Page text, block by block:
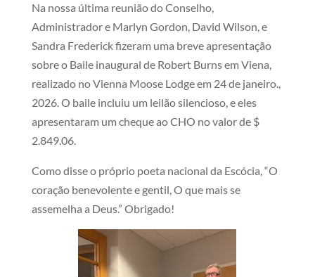
Na nossa última reunião do Conselho,
Administrador e Marlyn Gordon, David Wilson, e
Sandra Frederick fizeram uma breve apresentação
sobre o Baile inaugural de Robert Burns em Viena,
realizado no Vienna Moose Lodge em 24 de janeiro.,
2026. O baile incluiu um leilão silencioso, e eles
apresentaram um cheque ao CHO no valor de $
2.849.06.
Como disse o próprio poeta nacional da Escócia, “O
coração benevolente e gentil, O que mais se
assemelha a Deus.” Obrigado!